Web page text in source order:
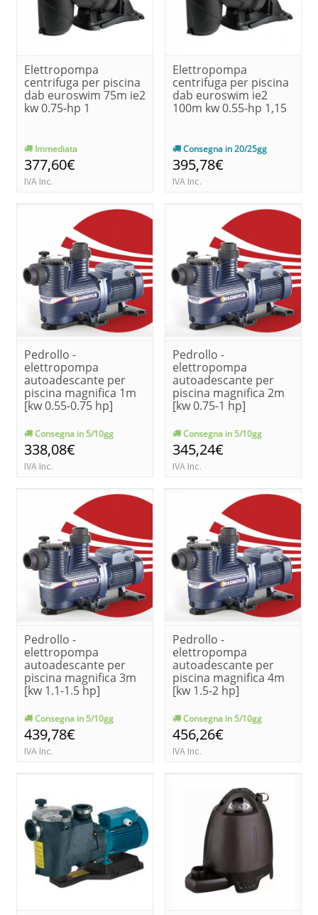
Elettropompa
centrifuga per piscina
dab euroswim 75m ie2
kw 0.75-hp 1
Immediata
377,60€
IVA Inc.
Elettropompa
centrifuga per piscina
dab euroswim ie2
100m kw 0.55-hp 1,15
Consegna in 20/25gg
395,78€
IVA Inc.
Pedrollo -
elettropompa
autoadescante per
piscina magnifica 1m
[kw 0.55-0.75 hp]
Consegna in 5/10gg
338,08€
IVA Inc.
Pedrollo -
elettropompa
autoadescante per
piscina magnifica 2m
[kw 0.75-1 hp]
Consegna in 5/10gg
345,24€
IVA Inc.
Pedrollo -
elettropompa
autoadescante per
piscina magnifica 3m
[kw 1.1-1.5 hp]
Consegna in 5/10gg
439,78€
IVA Inc.
Pedrollo -
elettropompa
autoadescante per
piscina magnifica 4m
[kw 1.5-2 hp]
Consegna in 5/10gg
456,26€
IVA Inc.